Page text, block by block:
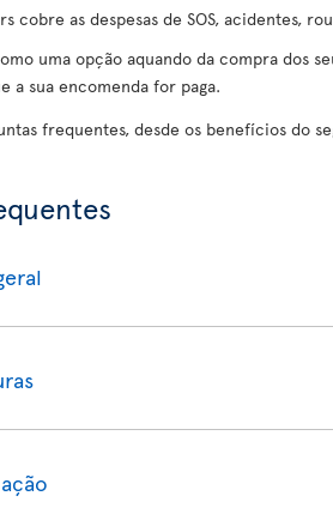
cobre as despesas de SOS, acidentes,
uma opção aquando da compra dos
a sua encomenda for paga.
frequentes, desde os benefícios do